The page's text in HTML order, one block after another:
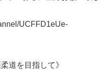
UCFFD1eUe-
道を目指して》